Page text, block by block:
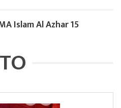
Islam Al Azhar 15